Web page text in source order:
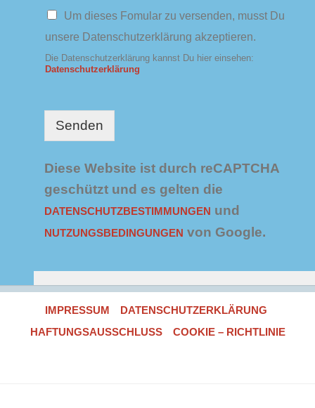
t
t
r
D
t
e
n
h
*
Um dieses Fomular zu versenden, musst Du
unsere Datenschutzerklärung akzeptieren.
Die Datenschutzerklärung kannst Du hier einsehen:
Datenschutzerklärung
Senden
Diese Website ist durch reCAPTCHA
geschützt und es gelten die
DATENSCHUTZBESTIMMUNGEN und
NUTZUNGSBEDINGUNGEN von Google.
IMPRESSUM
DATENSCHUTZERKLÄRUNG
HAFTUNGSAUSSCHLUSS
COOKIE – RICHTLINIE